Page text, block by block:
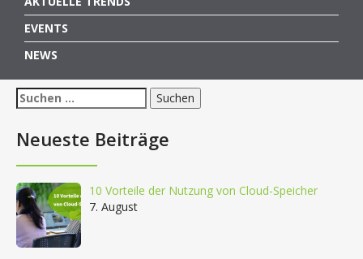
EVENTS
NEWS
Suchen
nach:
Neueste Beiträge
10 Vorteile der Nutzung von Cloud-Speicher
7. August